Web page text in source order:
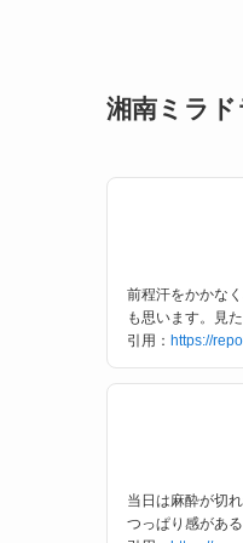
湘南ミラ
前程汗をかかな
も思います。見
引用： https://
当日は麻酔が切
つっぱり感がある